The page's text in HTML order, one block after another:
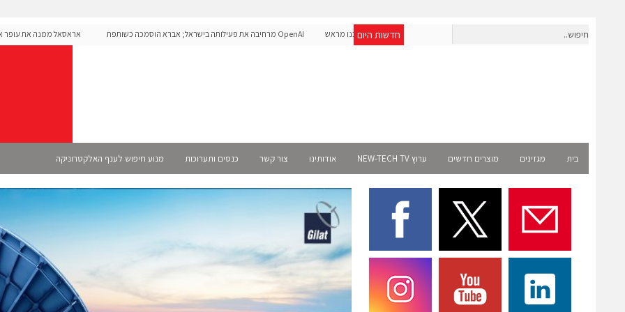
חדשות היום
חברת IAIG גייסה 6 מיליון דולר להקמת חברות תוכנה שנבנו מראש
OpenAI מרחיבה את פעילותה בישראל; אברא הוסמכה כשותפת
אראסאל ממנה את עופר
בית מגזינים מוצרים חדשים ערוץ NEW-TECH TV אודותינו צור קשר כנסים ותערוכות מנוע חיפוש לענף האלקטרוניקה